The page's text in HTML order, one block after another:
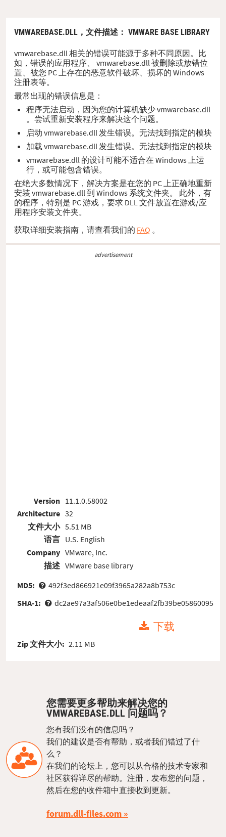
VMWAREBASE.DLL， 文件描述 ： VMWARE BASE LIBRARY
vmwarebase.dll 相关的错误可能源于多种不同原因。比
如，错误的应用程序、 vmwarebase.dll 被删除或放错位
置、被您 PC 上存在的恶意软件破坏、损坏的 Windows
注册表等。
最常出现的错误信息是：
程序无法启动，因为您的计算机缺少 vmwarebase.dll
。尝试重新安装程序来解决这个问题。
启动 vmwarebase.dll 发生错误。无法找到指定的模块
加载 vmwarebase.dll 发生错误。无法找到指定的模块
vmwarebase.dll 的设计可能不适合在 Windows 上运
行，或可能包含错误。
在绝大多数情况下，解决方案是在您的 PC 上正确地重新
安装 vmwarebase.dll 到 Windows 系统文件夹。 此外，有
的程序，特别是 PC 游戏，要求 DLL 文件放置在游戏/应
用程序安装文件夹。
获取详细安装指南，请查看我们的 FAQ 。
advertisement
Version
Architecture
文件大小
语言
Company
描述
11.1.0.58002
32
5.51 MB
U.S. English
VMware, Inc.
VMware base library
MD5:
492f3ed866921e09f3965a282a8b753c
SHA-1:
dc2ae97a3af506e0be1edeaaf2fb39be05860095
下载
Zip 文件大小: 2.11 MB
您需要更多帮助来解决您的
VMWAREBASE.DLL 问题吗？
您有我们没有的信息吗？
我们的建议是否有帮助，或者我们错过了什
么？
在我们的论坛上，您可以从合格的技术专家和
社区获得详尽的帮助。注册，发布您的问题，
然后在您的收件箱中直接收到更新。
forum.dll-files.com